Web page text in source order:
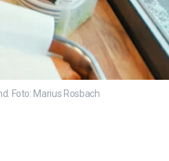
Foto: Marius Rosbach